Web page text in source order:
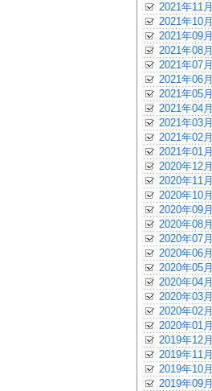
2021年11月
2021年10月
2021年09月
2021年08月
2021年07月
2021年06月
2021年05月
2021年04月
2021年03月
2021年02月
2021年01月
2020年12月
2020年11月
2020年10月
2020年09月
2020年08月
2020年07月
2020年06月
2020年05月
2020年04月
2020年03月
2020年02月
2020年01月
2019年12月
2019年11月
2019年10月
2019年09月